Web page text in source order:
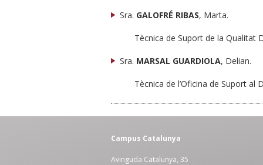
Sra. GALOFRÉ RIBAS, Marta.
Tècnica de Suport de la Qualitat
Sra. MARSAL GUARDIOLA, Delian.
Tècnica de l’Oficina de Suport
Campus Catalunya
Avinguda Catalunya, 35